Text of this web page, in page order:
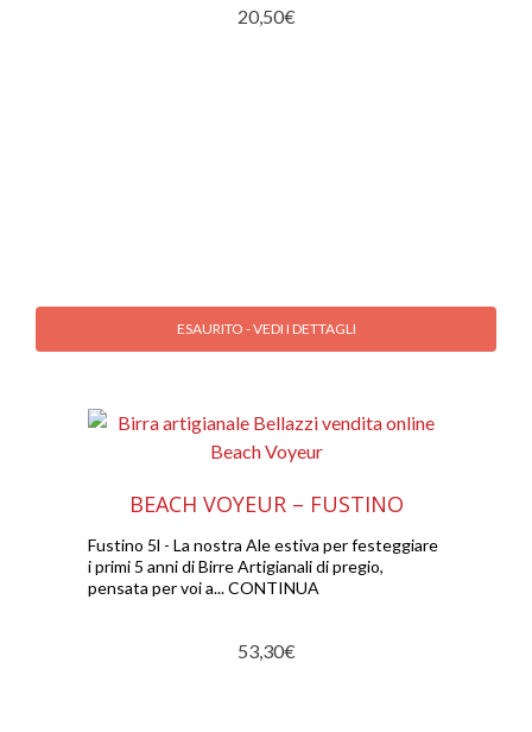
20,50€
ESAURITO - VEDI I DETTAGLI
BEACH VOYEUR – FUSTINO
Fustino 5l - La nostra Ale estiva per festeggiare
i primi 5 anni di Birre Artigianali di pregio,
pensata per voi a... CONTINUA
53,30€